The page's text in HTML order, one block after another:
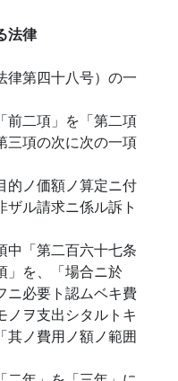
法律
律第四十八号）の一
前二項」を「第二項
三項の次に次の一項
的ノ価額ノ算定ニ付
ザル請求ニ係ル訴ト
中「第二百六十七条
」を、「場合ニ於
ニ必要ト認ムベキ費
ノヲ支出シタルトキ
其ノ費用ノ額ノ範囲